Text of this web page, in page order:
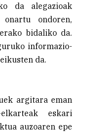
da alegazioak
onartu ondoren,
bidaliko da.
informazio-
da.
argitara eman
eskari
auzoaren epe